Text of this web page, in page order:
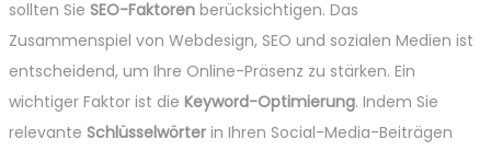
sollten Sie SEO-Faktoren berücksichtigen. Das
Zusammenspiel von Webdesign, SEO und sozialen Medien ist
entscheidend, um Ihre Online-Präsenz zu stärken. Ein
wichtiger Faktor ist die Keyword-Optimierung. Indem Sie
relevante Schlüsselwörter in Ihren Social-Media-Beiträgen